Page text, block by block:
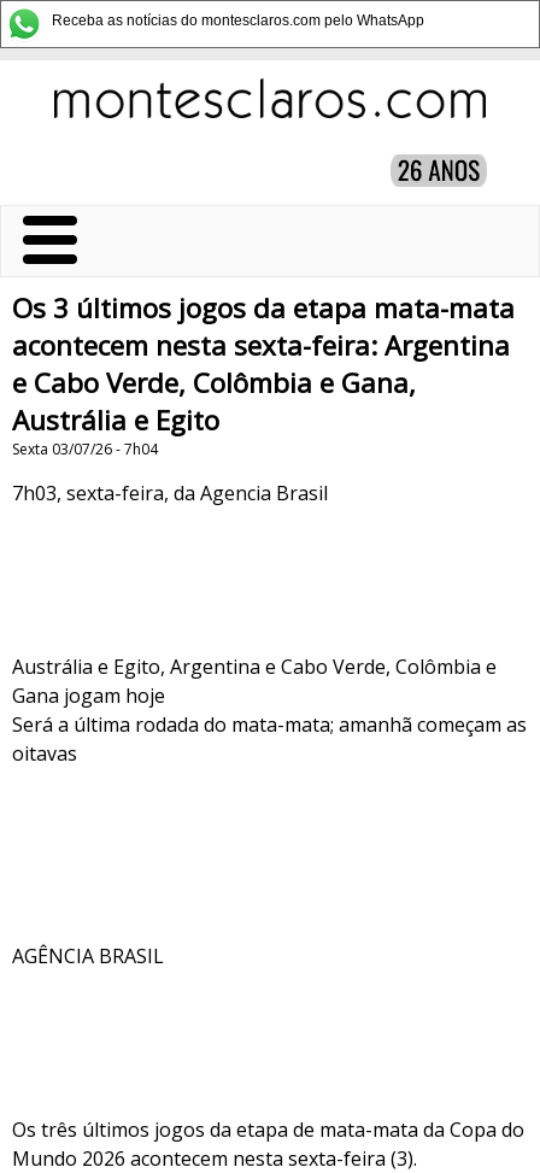
Receba as notícias do montesclaros.com pelo WhatsApp
Os 3 últimos jogos da etapa mata-mata
acontecem nesta sexta-feira: Argentina
e Cabo Verde, Colômbia e Gana,
Austrália e Egito
Sexta 03/07/26 - 7h04
7h03, sexta-feira, da Agencia Brasil
Austrália e Egito, Argentina e Cabo Verde, Colômbia e
Gana jogam hoje
Será a última rodada do mata-mata; amanhã começam as
oitavas
AGÊNCIA BRASIL
Os três últimos jogos da etapa de mata-mata da Copa do
Mundo 2026 acontecem nesta sexta-feira (3).